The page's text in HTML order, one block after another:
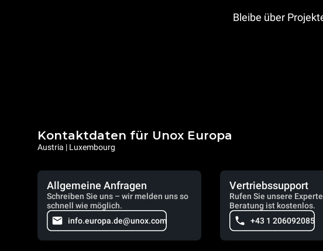
Bleibe über
Kontaktdaten für Unox Europa
Austria | Luxembourg
Allgemeine Anfragen
Schreiben Sie uns – wir melden uns so
schnell wie möglich.
info.europa.de@unox.com
Vertriebssupport
Rufen Sie unsere
Beratung ist kostenlos.
+43 1 206092085